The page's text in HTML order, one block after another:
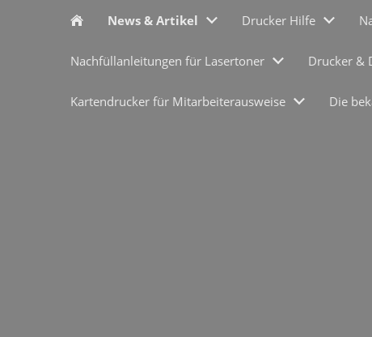
News & Artikel Drucker Hilfe
Nachfüllanleitungen für Lasertoner Drucker &
Kartendrucker für Mitarbeiterausweise Die